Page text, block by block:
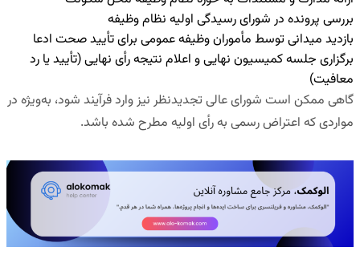
بررسی پرونده در شورای رسیدگی اولیه نظام وظیفه
بازدید میدانی توسط مأموران وظیفه عمومی برای تأیید صحت ادعا
برگزاری جلسه کمیسیون نهایی و اعلام نتیجه رأی نهایی(تأیید یا رد
معافیت)
گاهی ممکن است شورای عالی تجدیدنظر نیز وارد فرآیند شود، به‌ویژه در
مواردی که اعتراض رسمی به رأی اولیه مطرح شده باشد.